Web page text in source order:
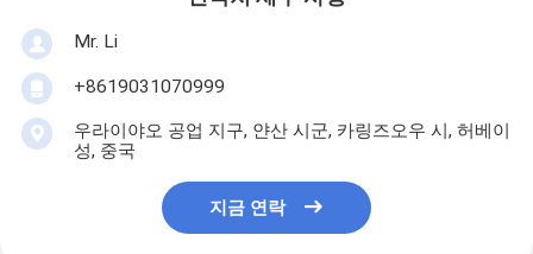
Mr. Li
+8619031070999
우라이야오 공업 지구, 얀산 시군, 카링즈오우 시, 허베이
성, 중국
지금 연락